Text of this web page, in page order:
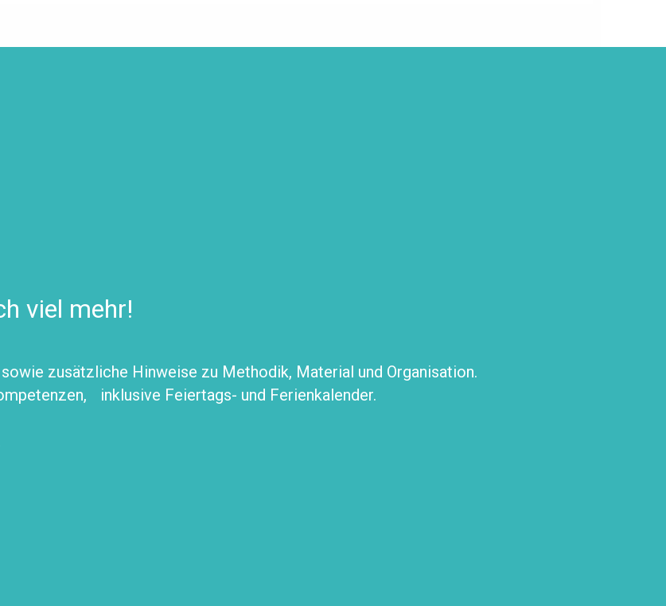
viel mehr!
zusätzliche Hinweise zu Methodik, Material und Organisation.
inklusive Feiertags- und Ferienkalender.